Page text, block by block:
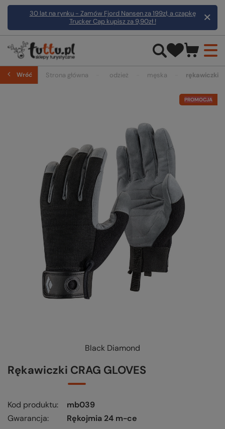
30 lat na rynku - Zamów Fjord Nansen za 199zł, a czapkę
Trucker Cap kupisz za 9,90zł !
Wróć Strona główna odzież męska rękawiczki
PROMOCJA
KUP-SPRAWDŹ-WYMIEŃ-czytaj więcej
Black Diamond
Rękawiczki CRAG GLOVES
Kod produktu
mb039
Gwarancja
Rękojmia 24 m-ce